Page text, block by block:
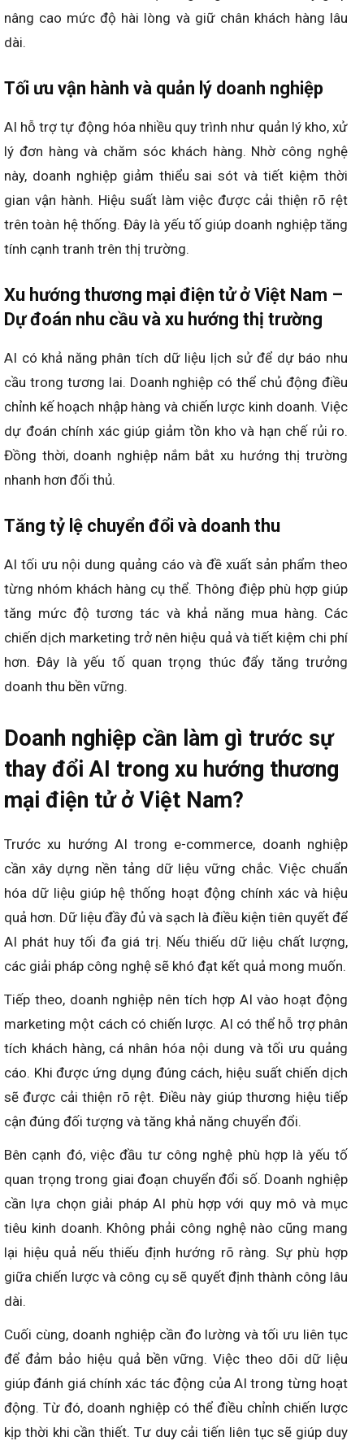
nâng cao mức độ hài lòng và giữ chân khách hàng lâu
dài.
Tối ưu vận hành và quản lý doanh nghiệp
AI hỗ trợ tự động hóa nhiều quy trình như quản lý kho, xử
lý đơn hàng và chăm sóc khách hàng. Nhờ công nghệ
này, doanh nghiệp giảm thiểu sai sót và tiết kiệm thời
gian vận hành. Hiệu suất làm việc được cải thiện rõ rệt
trên toàn hệ thống. Đây là yếu tố giúp doanh nghiệp tăng
tính cạnh tranh trên thị trường.
Xu hướng thương mại điện tử ở Việt Nam –
Dự đoán nhu cầu và xu hướng thị trường
AI có khả năng phân tích dữ liệu lịch sử để dự báo nhu
cầu trong tương lai. Doanh nghiệp có thể chủ động điều
chỉnh kế hoạch nhập hàng và chiến lược kinh doanh. Việc
dự đoán chính xác giúp giảm tồn kho và hạn chế rủi ro.
Đồng thời, doanh nghiệp nắm bắt xu hướng thị trường
nhanh hơn đối thủ.
Tăng tỷ lệ chuyển đổi và doanh thu
AI tối ưu nội dung quảng cáo và đề xuất sản phẩm theo
từng nhóm khách hàng cụ thể. Thông điệp phù hợp giúp
tăng mức độ tương tác và khả năng mua hàng. Các
chiến dịch marketing trở nên hiệu quả và tiết kiệm chi phí
hơn. Đây là yếu tố quan trọng thúc đẩy tăng trưởng
doanh thu bền vững.
Doanh nghiệp cần làm gì trước sự
thay đổi AI trong xu hướng thương
mại điện tử ở Việt Nam?
Trước xu hướng AI trong e-commerce, doanh nghiệp
cần xây dựng nền tảng dữ liệu vững chắc. Việc chuẩn
hóa dữ liệu giúp hệ thống hoạt động chính xác và hiệu
quả hơn. Dữ liệu đầy đủ và sạch là điều kiện tiên quyết để
AI phát huy tối đa giá trị. Nếu thiếu dữ liệu chất lượng,
các giải pháp công nghệ sẽ khó đạt kết quả mong muốn.
Tiếp theo, doanh nghiệp nên tích hợp AI vào hoạt động
marketing một cách có chiến lược. AI có thể hỗ trợ phân
tích khách hàng, cá nhân hóa nội dung và tối ưu quảng
cáo. Khi được ứng dụng đúng cách, hiệu suất chiến dịch
sẽ được cải thiện rõ rệt. Điều này giúp thương hiệu tiếp
cận đúng đối tượng và tăng khả năng chuyển đổi.
Bên cạnh đó, việc đầu tư công nghệ phù hợp là yếu tố
quan trọng trong giai đoạn chuyển đổi số. Doanh nghiệp
cần lựa chọn giải pháp AI phù hợp với quy mô và mục
tiêu kinh doanh. Không phải công nghệ nào cũng mang
lại hiệu quả nếu thiếu định hướng rõ ràng. Sự phù hợp
giữa chiến lược và công cụ sẽ quyết định thành công lâu
dài.
Cuối cùng, doanh nghiệp cần đo lường và tối ưu liên tục
để đảm bảo hiệu quả bền vững. Việc theo dõi dữ liệu
giúp đánh giá chính xác tác động của AI trong từng hoạt
động. Từ đó, doanh nghiệp có thể điều chỉnh chiến lược
kịp thời khi cần thiết. Tư duy cải tiến liên tục sẽ giúp duy